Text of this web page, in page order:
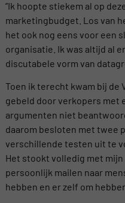
”Ik hoopte stiekem al op
marketingbudget. Los van
het ook nog eens voor een
organisatie. Ik was altijd al
discutabele vorm van
Toen ik terecht kwam bij de
gebeld door verkopers met
argumenten niet
daarom besloten met twee
verschillende testen uit te
Het stookt volledig met
persoonlijk mailen naar
hebben en er zelf om